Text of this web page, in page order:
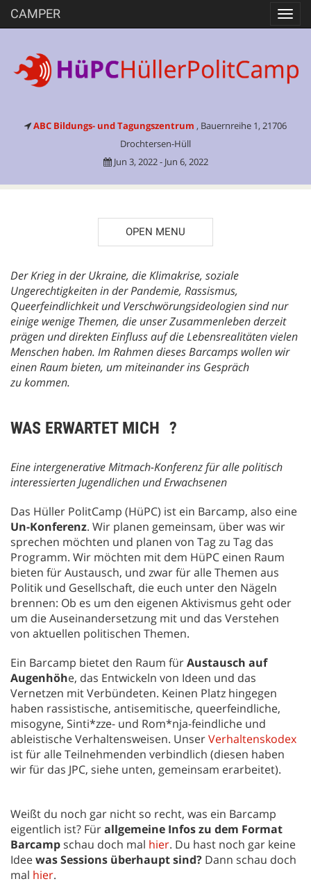
CAMPER
ABC Bildungs- und Tagungszentrum , Bauernreihe 1, 21706
Drochtersen-Hüll
Jun 3, 2022 - Jun 6, 2022
OPEN MENU
DESCRIPTION
Der Krieg in der Ukraine, die Klimakrise, soziale
Ungerechtigkeiten in der Pandemie, Rassismus,
Queerfeindlichkeit und Verschwörungsideologien sind nur
einige wenige Themen, die unser Zusammenleben derzeit
prägen und direkten Einfluss auf die Lebensrealitäten vielen
Menschen haben. Im Rahmen dieses Barcamps wollen wir
einen Raum bieten, um miteinander ins Gespräch
zu kommen.
WAS ERWARTET MICH ?
Eine intergenerative Mitmach-Konferenz für alle politisch
interessierten Jugendlichen und Erwachsenen
Das Hüller PolitCamp (HüPC) ist ein Barcamp, also eine
Un-Konferenz. Wir planen gemeinsam, über was wir
sprechen möchten und planen von Tag zu Tag das
Programm. Wir möchten mit dem HüPC einen Raum
bieten für Austausch, und zwar für alle Themen aus
Politik und Gesellschaft, die euch unter den Nägeln
brennen: Ob es um den eigenen Aktivismus geht oder
um die Auseinandersetzung mit und das Verstehen
von aktuellen politischen Themen.
Ein Barcamp bietet den Raum fürAustausch auf
Augenhöhe, das Entwickeln von Ideen und das
Vernetzen mit Verbündeten. Keinen Platz hingegen
haben rassistische, antisemitische, queerfeindliche,
misogyne, Sinti*zze- und Rom*nja-feindliche und
ableistische Verhaltensweisen. UnserVerhaltenskodex
ist für alle Teilnehmenden verbindlich (diesen haben
wir für das JPC, siehe unten, gemeinsam erarbeitet).
Weißt du noch gar nicht so recht, was ein Barcamp
eigentlich ist? Fürallgemeine Infos zu dem Format
Barcampschau doch mal hier. Du hast noch gar keine
Ideewas Sessions überhaupt sind? Dann schau doch
mal hier.